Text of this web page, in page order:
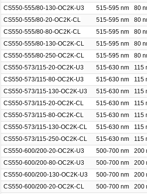
CS550-555/80-130-OC2K-U3
515-595 nm 80
CS550-555/80-20-OC2K-CL
515-595 nm 80
CS550-555/80-80-OC2K-CL
515-595 nm 80
CS550-555/80-130-OC2K-CL
515-595 nm 80
CS550-555/80-250-OC2K-CL
515-595 nm 80
CS550-573/115-20-OC2K-U3
515-630 nm 115
CS550-573/115-80-OC2K-U3
515-630 nm 115
CS550-573/115-130-OC2K-U3
515-630 nm 115
CS550-573/115-20-OC2K-CL
515-630 nm 115
CS550-573/115-80-OC2K-CL
515-630 nm 115
CS550-573/115-130-OC2K-CL
515-630 nm 115
CS550-573/115-250-OC2K-CL
515-630 nm 115
CS550-600/200-20-OC2K-U3
500-700 nm 200
CS550-600/200-80-OC2K-U3
500-700 nm 200
CS550-600/200-130-OC2K-U3
500-700 nm 200
CS550-600/200-20-OC2K-CL
500-700 nm 200